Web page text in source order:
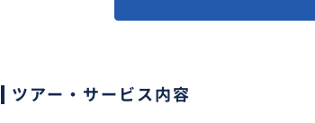
ツアー・サービス内容